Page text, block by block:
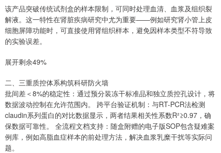
该产品突破传统试剂盒的样本限制，可同时处理血清、血浆及组织裂
解液。这一特性在肾脏疾病研究中尤为重要——例如研究肾小管上皮
细胞屏障功能时，可直接使用肾组织样本，避免因样本类型不符导致
的实验误差。
展开剩余49%
二、三重质控体系构筑科研防火墙
批间差＜8%的稳定性：通过预分装冻干标准品和独立质控孔设计，将
数据波动控制在允许范围内。 跨平台验证机制：与RT-PCR法检测
claudin系列蛋白的对比数据显示，两者结果相关性系数R²≥0.97，确
保数据可靠性。 全流程文档支持：随盒附赠的电子版SOP包含疑难案
例库，例如高脂血症样本的前处理方法，解决血浆乳糜干扰等实际问
题。